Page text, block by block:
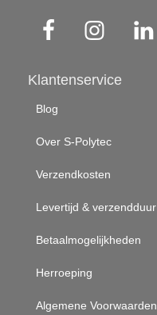
Klantenservice
Blog
Over S-Polytec
Verzendkosten
Levertijd & verzendduur
Betaalmogelijkheden
Herroeping
Algemene Voorwaarden